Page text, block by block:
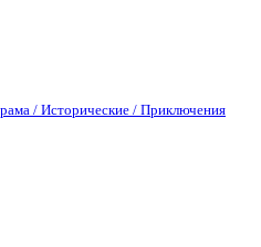
/ Исторические / Приключения